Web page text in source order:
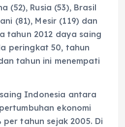
(52), Rusia (53), Brasil
(81), Mesir (119) dan
tahun 2012 daya saing
peringkat 50, tahun
tahun ini menempati
Indonesia antara
ekonomi
tahun sejak 2005. Di